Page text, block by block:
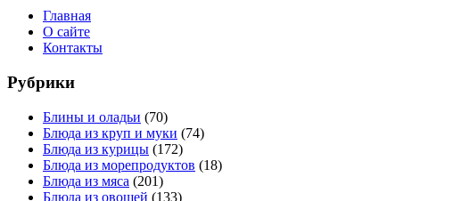
Главная
О сайте
Контакты
Рубрики
Блины и оладьи (70)
Блюда из круп и муки (74)
Блюда из курицы (172)
Блюда из морепродуктов (18)
Блюда из мяса (201)
Блюда из овощей (133)